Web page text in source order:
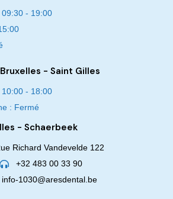
- 19:00
- Saint Gilles
- 18:00
: Fermé
- Schaerbeek
Richard Vandevelde 122
+32 483 00 33 90
info-1030@aresdental.be